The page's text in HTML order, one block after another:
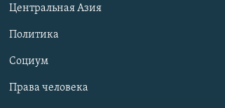
Центральная Азия
Политика
Социум
Права человека